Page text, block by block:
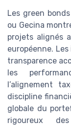
Les green
ou Gecina
projets alignés
européenne.
transparence
les
l’alignement
discipline
globale du
rigoureux